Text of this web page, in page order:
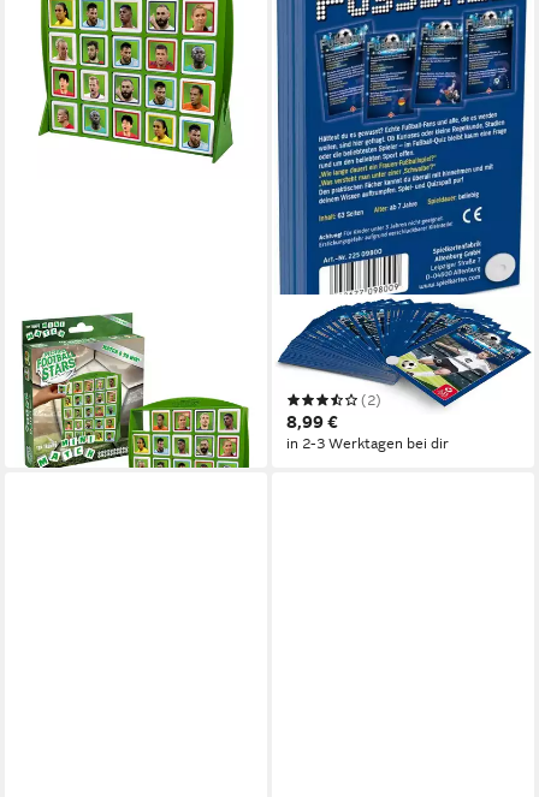
WINNING MOVES
Spiel Top Trumps Match Mini
- World Football Stars
14,95 €
in 2-3 Werktagen bei dir
ASS ALTENBURGER
Spiel 22509800 - Quizspiel
Fußball
(2)
8,99 €
in 2-3 Werktagen bei dir